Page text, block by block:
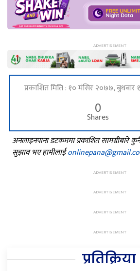
प्रकाशित मिति : १० मंसिर २०७७,
0
Shares
अनलाइनपाना डटकममा प्रकाशित सामग्रीबारे
सुझाव भए हामीलाई
प्रतिक्रिया